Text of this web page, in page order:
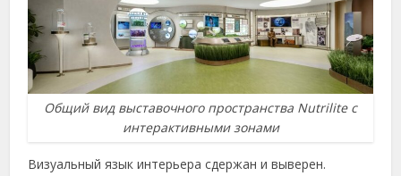
Общий вид выставочного пространства Nutrilite с
интерактивными зонами
Визуальный язык интерьера сдержан и выверен.